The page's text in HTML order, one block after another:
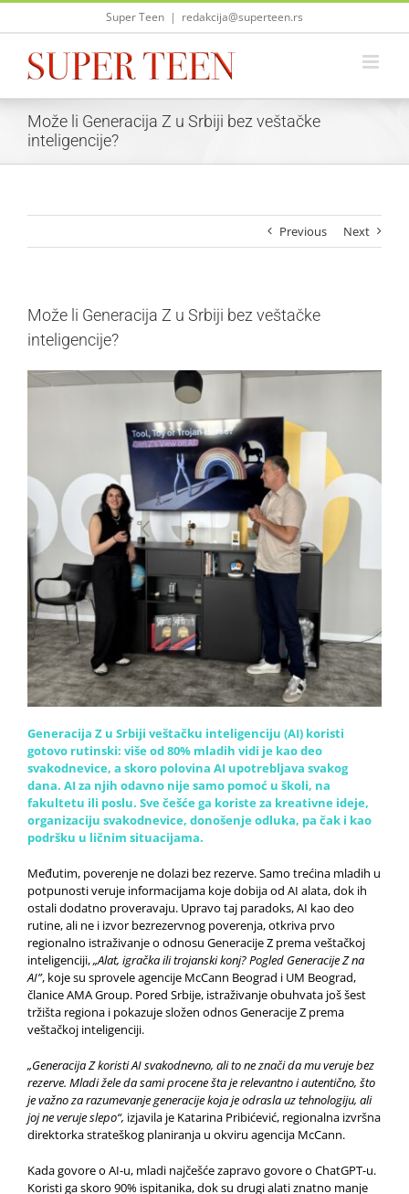
Skip
Super Teen | redakcija@superteen.rs
Može li Generacija Z u Srbiji bez veštačke
inteligencije?
Previous Next
Može li Generacija Z u Srbiji bez veštačke
inteligencije?
Generacija Z u Srbiji veštačku inteligenciju (AI) koristi
gotovo rutinski: više od 80% mladih vidi je kao deo
svakodnevice, a skoro polovina AI upotrebljava svakog
dana. AI za njih odavno nije samo pomoć u školi, na
fakultetu ili poslu. Sve češće ga koriste za kreativne ideje,
organizaciju svakodnevice, donošenje odluka, pa čak i kao
podršku u ličnim situacijama.
Međutim, poverenje ne dolazi bez rezerve. Samo trećina mladih u
potpunosti veruje informacijama koje dobija od AI alata, dok ih
ostali dodatno proveravaju. Upravo taj paradoks, AI kao deo
rutine, ali ne i izvor bezrezervnog poverenja, otkriva prvo
regionalno istraživanje o odnosu Generacije Z prema veštačkoj
inteligenciji,„Alat, igračka ili trojanski konj? Pogled Generacije Z na
AI”, koje su sprovele agencije McCann Beograd i UM Beograd,
članice AMA Group. Pored Srbije, istraživanje obuhvata još šest
tržišta regiona i pokazuje složen odnos Generacije Z prema
veštačkoj inteligenciji.
„Generacija Z koristi AI svakodnevno, ali to ne znači da mu veruje bez
rezerve. Mladi žele da sami procene šta je relevantno i autentično, što
je važno za razumevanje generacije koja je odrasla uz tehnologiju, ali
joj ne veruje slepo“, izjavila je Katarina Pribićević, regionalna izvršna
direktorka strateškog planiranja u okviru agencija McCann.
Kada govore o AI-u, mladi najčešće zapravo govore o ChatGPT-u.
Koristi ga skoro 90% ispitanika, dok su drugi alati znatno manje